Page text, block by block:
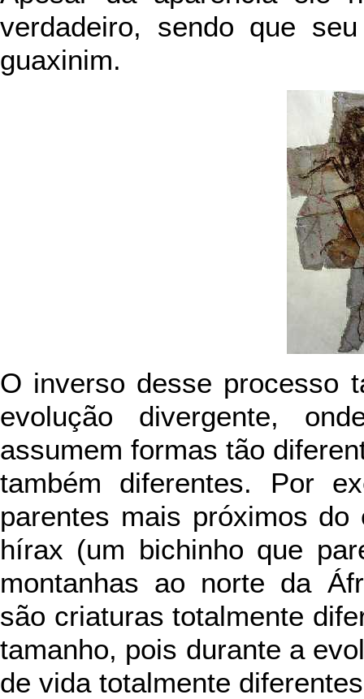
verdadeiro, sendo que
guaxinim.
O inverso desse processo
evolução divergente,
assumem formas tão
também diferentes. Por
parentes mais próximos
hírax (um bichinho que
montanhas ao norte da
são criaturas totalmente
tamanho, pois durante a
de vida totalmente